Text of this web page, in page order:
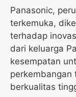
Panasonic,
terkemuka,
terhadap
dari keluarga
kesempatan
perkembangan
berkualitas